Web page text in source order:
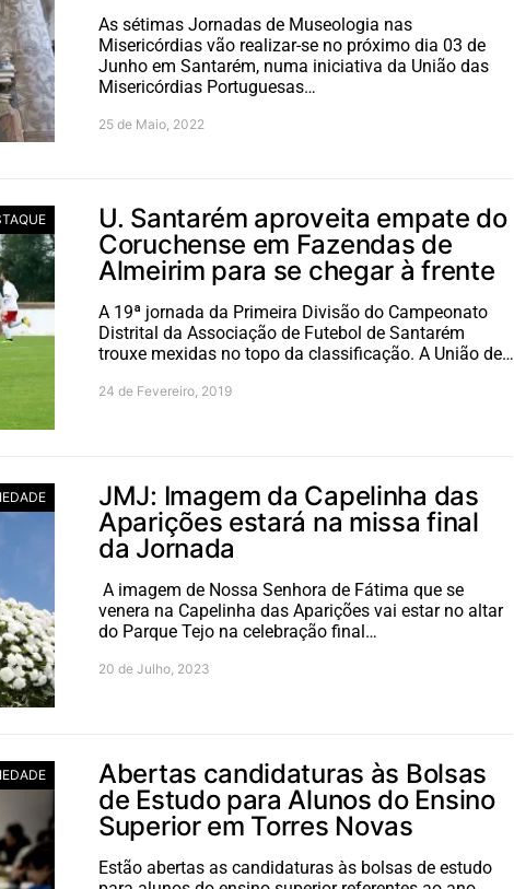
As sétimas Jornadas de Museologia nas
Misericórdias vão realizar-se no próximo dia 03 de
Junho em Santarém, numa iniciativa da União das
Misericórdias Portuguesas…
25 de Maio, 2022
U. Santarém aproveita empate do
Coruchense em Fazendas de
Almeirim para se chegar à frente
A 19ª jornada da Primeira Divisão do Campeonato
Distrital da Associação de Futebol de Santarém
trouxe mexidas no topo da classificação. A União de…
24 de Fevereiro, 2019
JMJ: Imagem da Capelinha das
Aparições estará na missa final
da Jornada
A imagem de Nossa Senhora de Fátima que se
venera na Capelinha das Aparições vai estar no altar
do Parque Tejo na celebração final…
20 de Julho, 2023
Abertas candidaturas às Bolsas
de Estudo para Alunos do Ensino
Superior em Torres Novas
Estão abertas as candidaturas às bolsas de estudo